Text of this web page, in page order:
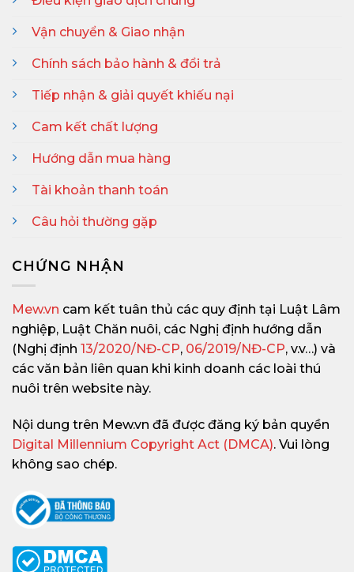
Vận chuyển & Giao nhận
Chính sách bảo hành & đổi trả
Tiếp nhận & giải quyết khiếu nại
Cam kết chất lượng
Hướng dẫn mua hàng
Tài khoản thanh toán
Câu hỏi thường gặp
CHỨNG NHẬN
Mew.vn cam kết tuân thủ các quy định tại Luật Lâm
nghiệp, Luật Chăn nuôi, các Nghị định hướng dẫn
(Nghị định 13/2020/NĐ-CP, 06/2019/NĐ-CP, v.v…) và
các văn bản liên quan khi kinh doanh các loài thú
nuôi trên website này.
Nội dung trên Mew.vn đã được đăng ký bản quyền
Digital Millennium Copyright Act (DMCA). Vui lòng
không sao chép.